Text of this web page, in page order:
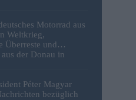
Motorrad aus
Weltkrieg,
Überreste und
der Donau in
Péter Magyar
bezüglich